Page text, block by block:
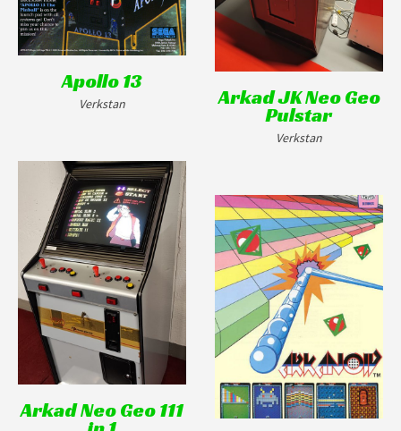
Apollo 13
Verkstan Arkad JK Neo Geo
Pulstar
Verkstan
Arkad Neo Geo 111